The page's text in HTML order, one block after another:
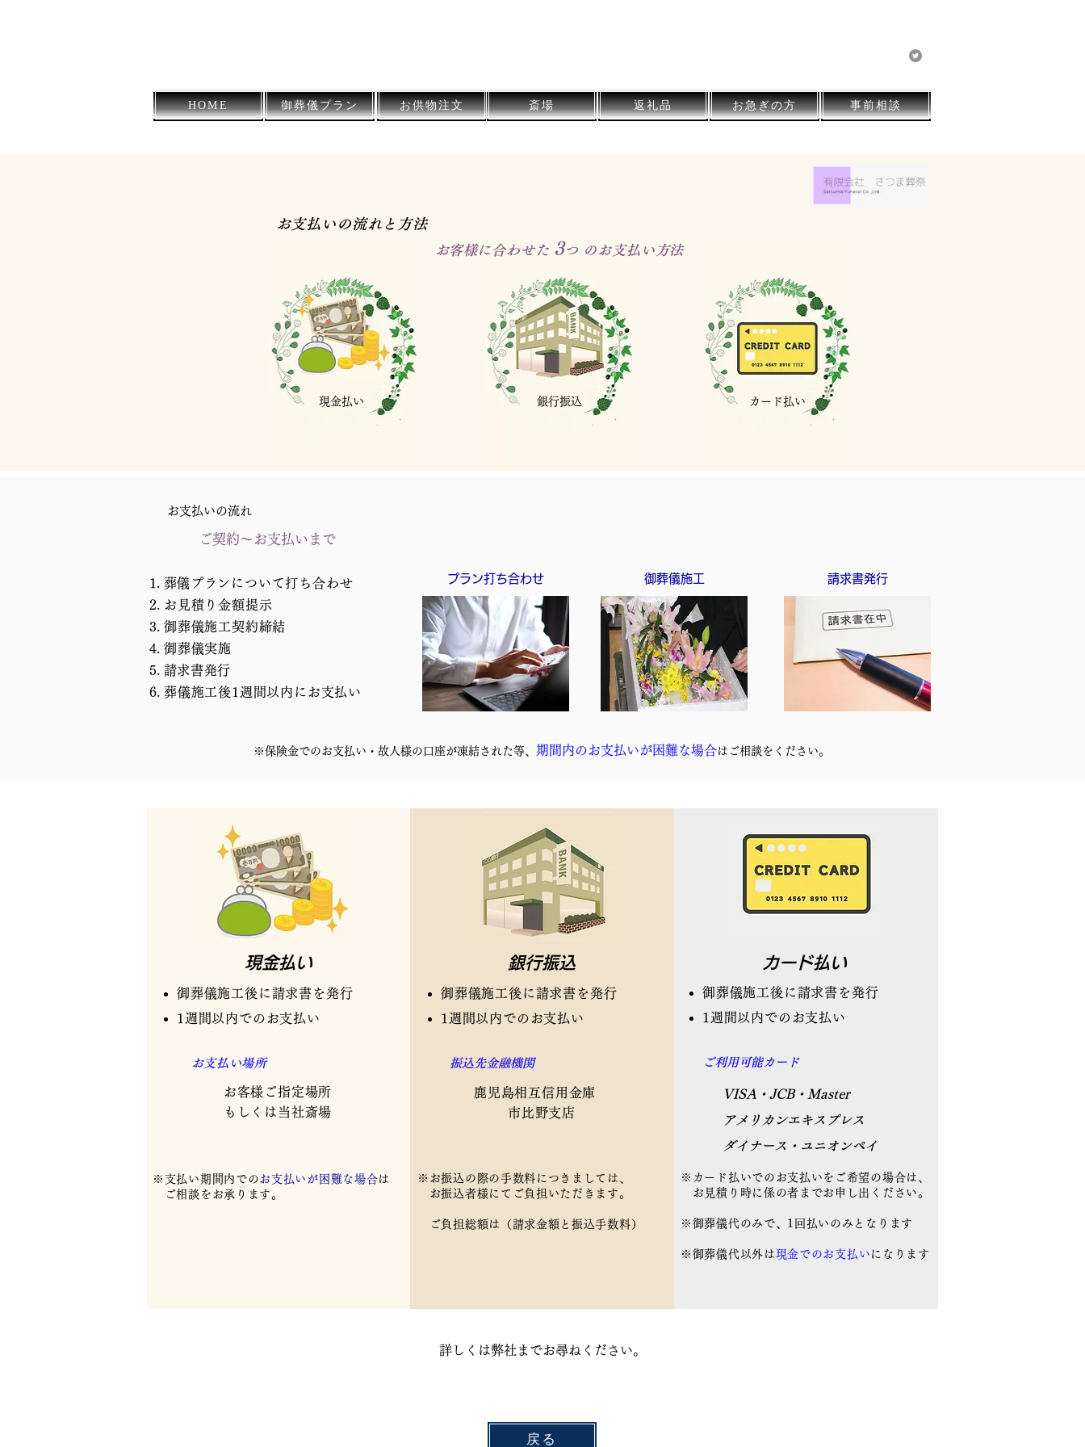
HOME 御葬儀プラン お供物注文 斎場 返礼品 お急ぎの方 事前相談
​お支払いの流れと方法
現金払い 銀行振込 カード払い
​お客様に合わせた 3つ のお支払い方法
お支払いの流れ
​ご契約〜お支払いまで
​葬儀プランについて打ち合わせ
お見積り金額提示
御葬儀施工契約締結
御葬儀実施
​請求書発行
​葬儀施工後1週間以内にお支払い
プラン打ち合わせ 御葬儀施工
※保険金でのお支払い・故人様の口座が凍結された等、 期間内のお支払いが困難な場合はご相談をください。
請求書発行
​現金払い
御葬儀施工後に請求書を発行
​1週間以内でのお支払い
​お支払い場所
お客様ご指定場所
もしくは当社​斎場
銀行振込
御葬儀施工後に請求書を発行
​1週間以内でのお支払い
​振込先金融機関
鹿児島相互信用金庫
市比野支店
※お振込の際の手数料につきましては、
お振込者様にてご負担いただきます。
​ ご負担総額は（請求金額と振込手数料）
御葬儀施工後に請求書を発行
​1週間以内でのお支払い
ご利用可能カード
VISA・JCB・Master
アメリカンエキスプレス
​ダイナース・ユニオンペイ
※カード払いでのお支払いをご希望の場合は、
お見積り時に係の者までお申し出ください。
※御葬儀代のみで、1回払いのみとなります
※御葬儀代以外は現金でのお支払い になります
カード払い
※支払い期間内での お支払いが困難な場合は
ご相談をお承ります。
​詳しくは弊社までお尋ねください。
戻る